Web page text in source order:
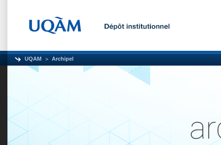
UQAM Archipel